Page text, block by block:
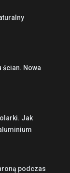
Nowa
Jak
podczas